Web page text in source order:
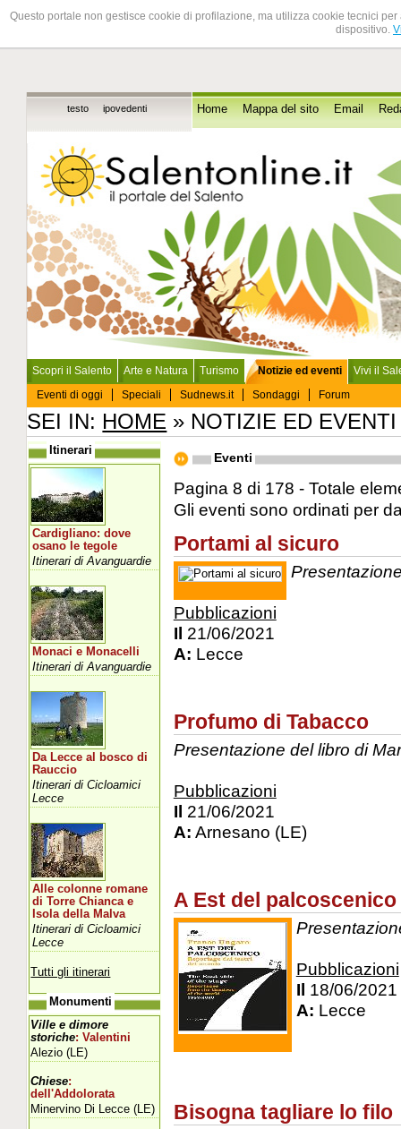
Questo portale non gestisce cookie di profilazione, ma utilizza cookie tecnici
dispositivo.
testo ipovedenti Home Mappa del sito Email
Scopri il Salento Arte e Natura Turismo
Notizie ed eventi
Eventi di oggi
Speciali Sudnews.it Sondaggi Forum
Vivi il
SEI IN: HOME » NOTIZIE ED EVENTI
Eventi
Pagina 8 di 178 - Totale
Gli eventi sono ordinati per
Portami al sicuro
Pubblicazioni
Il 21/06/2021
A: Lecce
Profumo di Tabacco
Presentazione del libro di
Pubblicazioni
Il 21/06/2021
A: Arnesano (LE)
A Est del palcoscenico
Pubblicazioni
Il 18/06/2021
A: Lecce
Bisogna tagliare lo filo
Itinerari
Cardigliano: dove
osano le tegole
Itinerari di Avanguardie
Monaci e Monacelli
Itinerari di Avanguardie
Da Lecce al bosco di
Rauccio
Itinerari di Cicloamici
Lecce
Alle colonne romane
di Torre Chianca e
Isola della Malva
Itinerari di Cicloamici
Lecce
Tutti gli itinerari
Monumenti
Ville e dimore
storiche: Valentini
Alezio (LE)
Chiese:
dell'Addolorata
Minervino Di Lecce (LE)